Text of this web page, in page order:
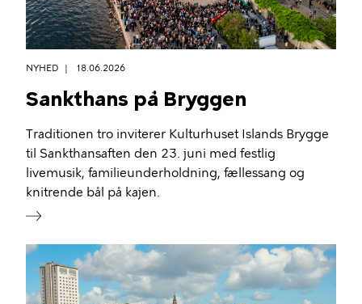
NYHED 18.06.2026
Sankthans på Bryggen
Traditionen tro inviterer Kulturhuset Islands Brygge
til Sankthansaften den 23. juni med festlig
livemusik, familieunderholdning, fællessang og
knitrende bål på kajen.